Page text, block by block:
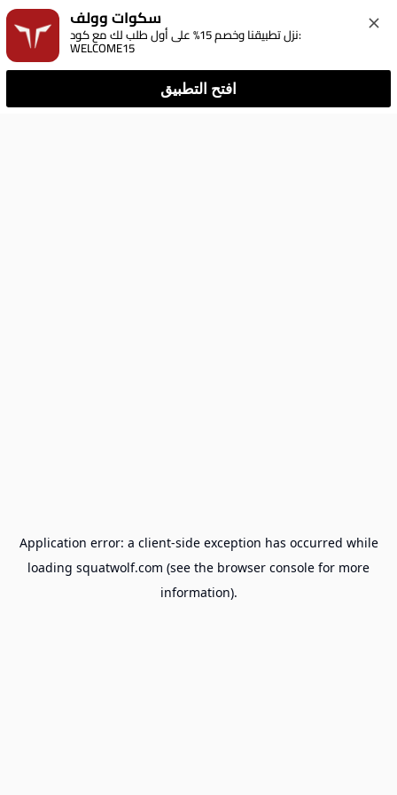
سكوات وولف
نزل تطبيقنا وخصم 15% على أول طلب لك مع كود:
WELCOME15
افتح التطبيق
Application error: a client-side exception has occurred while
loading squatwolf.com (see the browser console for more
information).